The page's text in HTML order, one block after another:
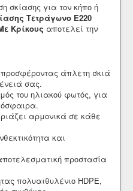
σκίασης για τον κήπο ή
Τετράγωνο Ε220
Κρίκους αποτελεί την
προσφέροντας άπλετη σκιά
σας.
του ηλιακού φωτός, για
αρμονικά σε κάθε
και
προστασία
πολυαιθυλένιο HDPE,